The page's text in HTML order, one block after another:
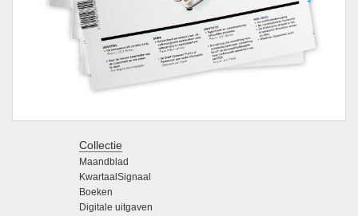
Collectie
Maandblad
KwartaalSignaal
Boeken
Digitale uitgaven